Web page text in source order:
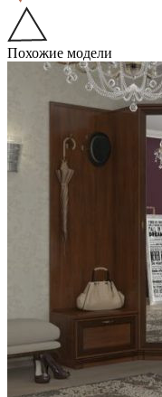
Похожие модели